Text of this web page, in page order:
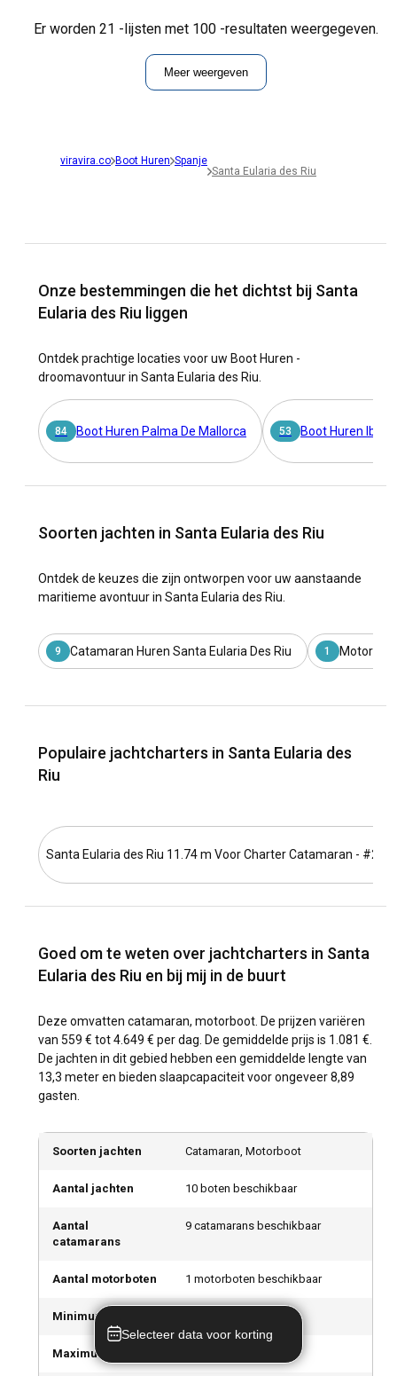
Er worden 21 -lijsten met 100 -resultaten weergegeven.
Meer weergeven
viravira.co Boot Huren Spanje
Santa Eularia des Riu
Onze bestemmingen die het dichtst bij Santa
Eularia des Riu liggen
Ontdek prachtige locaties voor uw Boot Huren -
droomavontuur in Santa Eularia des Riu.
84 Boot Huren Palma De Mallorca 53 Boot Huren Ibiza
Soorten jachten in Santa Eularia des Riu
Ontdek de keuzes die zijn ontworpen voor uw aanstaande
maritieme avontuur in Santa Eularia des Riu.
9 Catamaran Huren Santa Eularia Des Riu 1
Populaire jachtcharters in Santa Eularia des
Riu
Santa Eularia des Riu 11.74 m Voor Charter Catamaran -
Goed om te weten over jachtcharters in Santa
Eularia des Riu en bij mij in de buurt
Deze omvatten catamaran, motorboot. De prijzen variëren
van 559 € tot 4.649 € per dag. De gemiddelde prijs is 1.081 €.
De jachten in dit gebied hebben een gemiddelde lengte van
13,3 meter en bieden slaapcapaciteit voor ongeveer 8,89
gasten.
Soorten jachten Catamaran, Motorboot
Aantal jachten 10 boten beschikbaar
Aantal
catamarans
9 catamarans beschikbaar
Aantal motorboten 1 motorboten beschikbaar
Minimumprijs
Maximumprijs
Selecteer data voor korting